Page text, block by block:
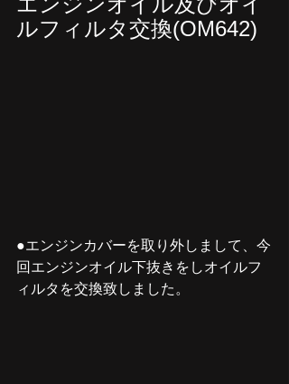
ルフィルタ交換(OM642)
●エンジンカバーを取り外しまして、今
回エンジンオイル下抜きをしオイルフ
ィルタを交換致しました。